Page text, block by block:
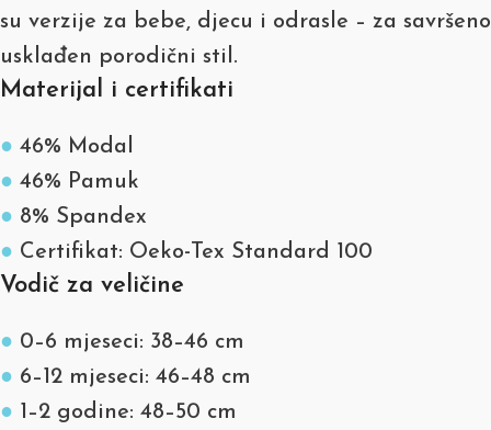
su verzije za bebe, djecu i odrasle – za savršeno
usklađen porodični stil.
Materijal i certifikati
● 46% Modal
● 46% Pamuk
● 8% Spandex
● Certifikat: Oeko-Tex Standard 100
Vodič za veličine
● 0–6 mjeseci: 38–46 cm
● 6–12 mjeseci: 46–48 cm
● 1–2 godine: 48–50 cm